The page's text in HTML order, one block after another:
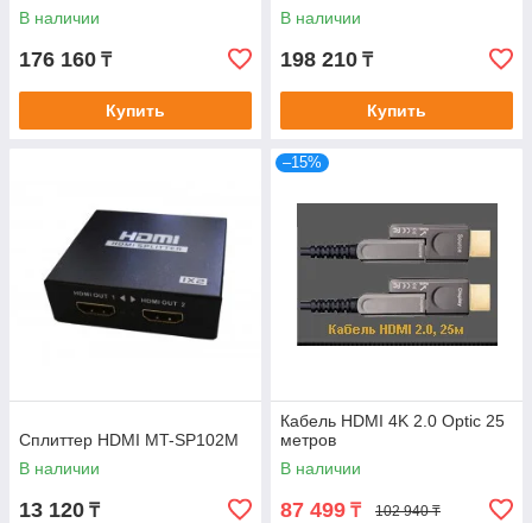
В наличии
176 160 ₸
Купить
В наличии
198 210 ₸
Купить
Сплиттер HDMI MT-SP102M
В наличии
13 120 ₸
–15%
Кабель HDMI 4K 2.0 Optic 25
метров
В наличии
87 499 ₸ 102 940 ₸